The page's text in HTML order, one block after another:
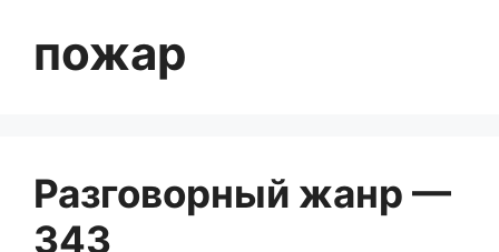
пожар
Разговорный жанр —
343